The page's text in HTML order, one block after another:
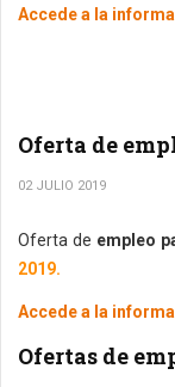
Accede a la
Oferta de
02 JULIO 2019
Oferta de empleo
2019.
Accede a la
Ofertas de